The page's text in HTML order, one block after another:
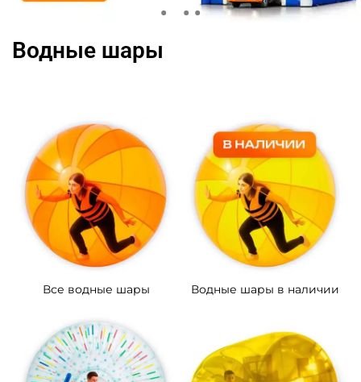
Водные шары
Все водные шары Водные шары в наличии